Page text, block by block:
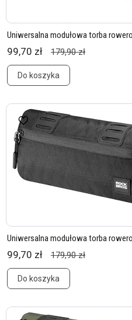
Uniwersalna modułowa torba
99,70 zł 179,90 zł
Do koszyka
Uniwersalna modułowa torba
99,70 zł 179,90 zł
Do koszyka